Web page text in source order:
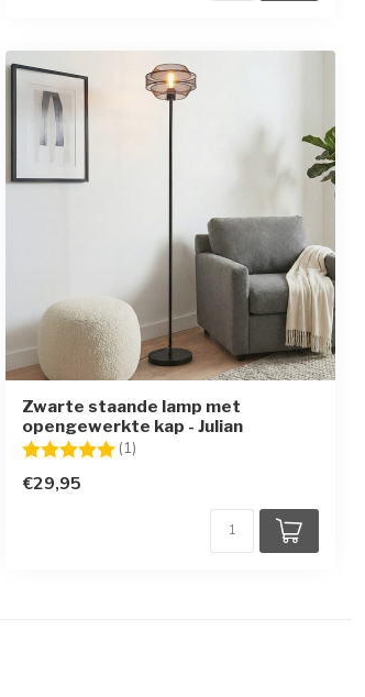
Zwarte staande lamp met
opengewerkte kap - Julian
Beoordeling: (1)
€29,95